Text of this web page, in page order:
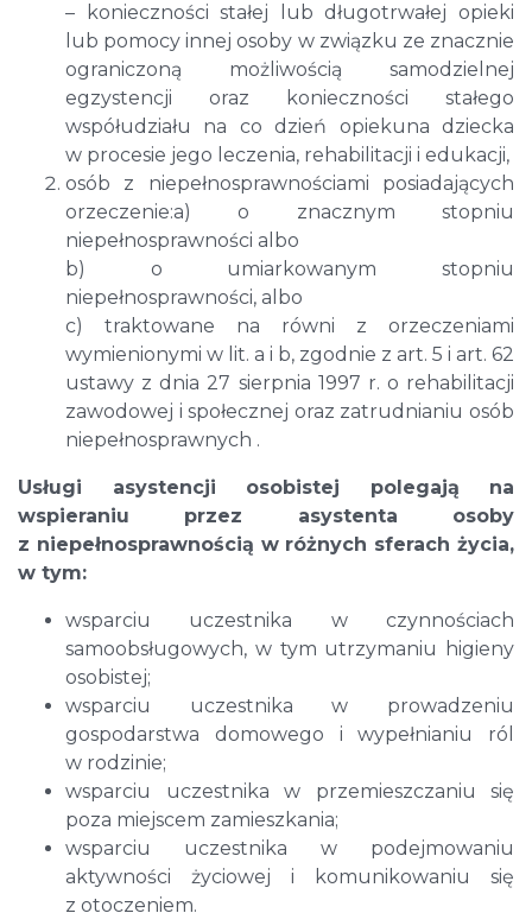
– konieczności stałej lub długotrwałej opieki
lub pomocy innej osoby w związku ze znacznie
ograniczoną możliwością samodzielnej
egzystencji oraz konieczności stałego
współudziału na co dzień opiekuna dziecka
w procesie jego leczenia, rehabilitacji i edukacji,
osób z niepełnosprawnościami posiadających
orzeczenie:a) o znacznym stopniu
niepełnosprawności albo
b) o umiarkowanym stopniu
niepełnosprawności, albo
c) traktowane na równi z orzeczeniami
wymienionymi w lit. a i b, zgodnie z art. 5 i art. 62
ustawy z dnia 27 sierpnia 1997 r. o rehabilitacji
zawodowej i społecznej oraz zatrudnianiu osób
niepełnosprawnych .
Usługi asystencji osobistej polegają na
wspieraniu przez asystenta osoby
z niepełnosprawnością w różnych sferach życia,
w tym:
wsparciu uczestnika w czynnościach
samoobsługowych, w tym utrzymaniu higieny
osobistej;
wsparciu uczestnika w prowadzeniu
gospodarstwa domowego i wypełnianiu ról
w rodzinie;
wsparciu uczestnika w przemieszczaniu się
poza miejscem zamieszkania;
wsparciu uczestnika w podejmowaniu
aktywności życiowej i komunikowaniu się
z otoczeniem.